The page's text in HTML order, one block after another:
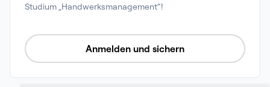
Studium „Handwerksmanagement“!
Anmelden und sichern